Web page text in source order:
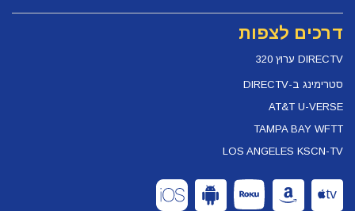
דרכים לצפות
DIRECTV ערוץ 320
סטרימינג ב-DIRECTV
AT&T U-VERSE
TAMPA BAY WFTT
LOS ANGELES KSCN-TV